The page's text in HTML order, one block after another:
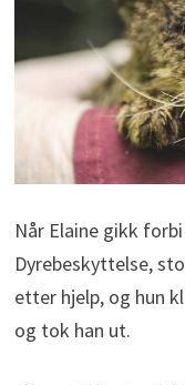
Når Elaine gikk
Dyrebeskyttelse,
etter hjelp, og hun
og tok han ut.